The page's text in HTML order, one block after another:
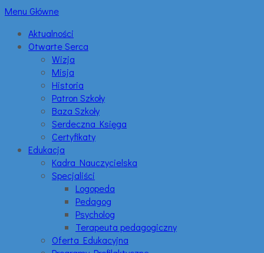
Menu Główne
Aktualności
Otwarte Serca
Wizja
Misja
Historia
Patron Szkoły
Baza Szkoły
Serdeczna Księga
Certyfikaty
Edukacja
Kadra Nauczycielska
Specjaliści
Logopeda
Pedagog
Psycholog
Terapeuta pedagogiczny
Oferta Edukacyjna